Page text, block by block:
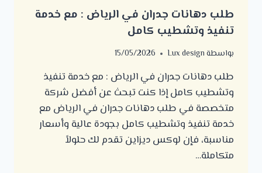
طلب دهانات جدران في الرياض : مع خدمة
تنفيذ وتشطيب كامل
بواسطةLux design
15/05/2026
طلب دهانات جدران في الرياض : مع خدمة تنفيذ
وتشطيب كامل إذا كنت تبحث عن أفضل شركة
متخصصة في طلب دهانات جدران في الرياض مع
خدمة تنفيذ وتشطيب كامل بجودة عالية وأسعار
مناسبة، فإن لوكس ديزاين تقدم لك حلولاً
متكاملة…